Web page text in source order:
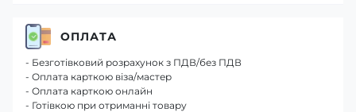
ОПЛАТА
- Безготівковий розрахунок з ПДВ/без ПДВ
- Оплата карткою віза/мастер
- Оплата карткою онлайн
- Готівкою при отриманні товару